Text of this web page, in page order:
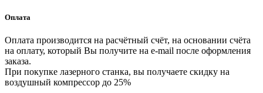
Оплата
Оплата производится на расчётный счёт, на основании счёта
на оплату, который Вы получите на e-mail после оформления
заказа.
При покупке лазерного станка, вы получаете скидку на
воздушный компрессор до 25%